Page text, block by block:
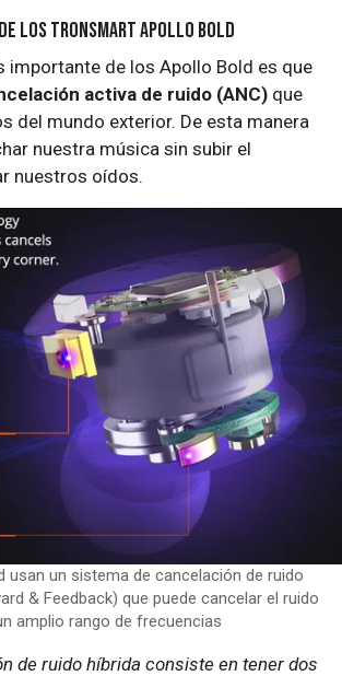
los Tronsmart Apollo Bold
importante de los Apollo Bold es que
activa de ruido (ANC) que
del mundo exterior. De esta manera
nuestra música sin subir el
nuestros oídos.
usan un sistema de cancelación de ruido
& Feedback) que puede cancelar el ruido
amplio rango de frecuencias
de ruido híbrida consiste en tener dos